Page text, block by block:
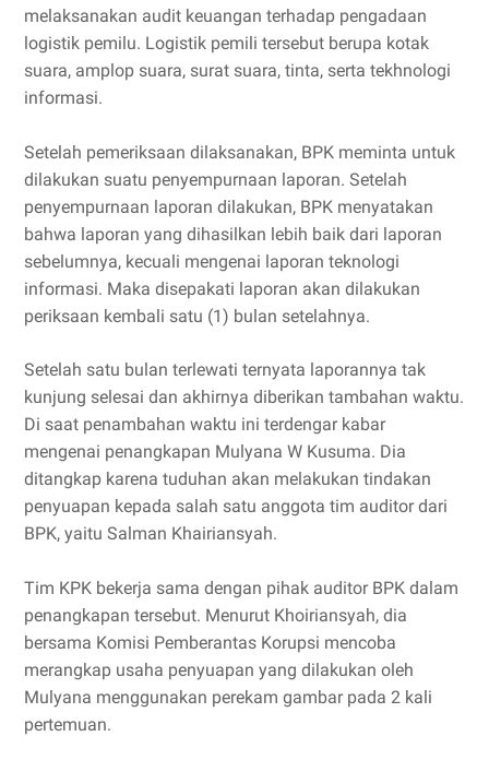
melaksanakan audit keuangan terhadap pengadaan
logistik pemilu. Logistik pemili tersebut berupa kotak
suara, amplop suara, surat suara, tinta, serta tekhnologi
informasi.
Setelah pemeriksaan dilaksanakan, BPK meminta untuk
dilakukan suatu penyempurnaan laporan. Setelah
penyempurnaan laporan dilakukan, BPK menyatakan
bahwa laporan yang dihasilkan lebih baik dari laporan
sebelumnya, kecuali mengenai laporan teknologi
informasi. Maka disepakati laporan akan dilakukan
periksaan kembali satu (1) bulan setelahnya.
Setelah satu bulan terlewati ternyata laporannya tak
kunjung selesai dan akhirnya diberikan tambahan waktu.
Di saat penambahan waktu ini terdengar kabar
mengenai penangkapan Mulyana W Kusuma. Dia
ditangkap karena tuduhan akan melakukan tindakan
penyuapan kepada salah satu anggota tim auditor dari
BPK, yaitu Salman Khairiansyah.
Tim KPK bekerja sama dengan pihak auditor BPK dalam
penangkapan tersebut. Menurut Khoiriansyah, dia
bersama Komisi Pemberantas Korupsi mencoba
merangkap usaha penyuapan yang dilakukan oleh
Mulyana menggunakan perekam gambar pada 2 kali
pertemuan.